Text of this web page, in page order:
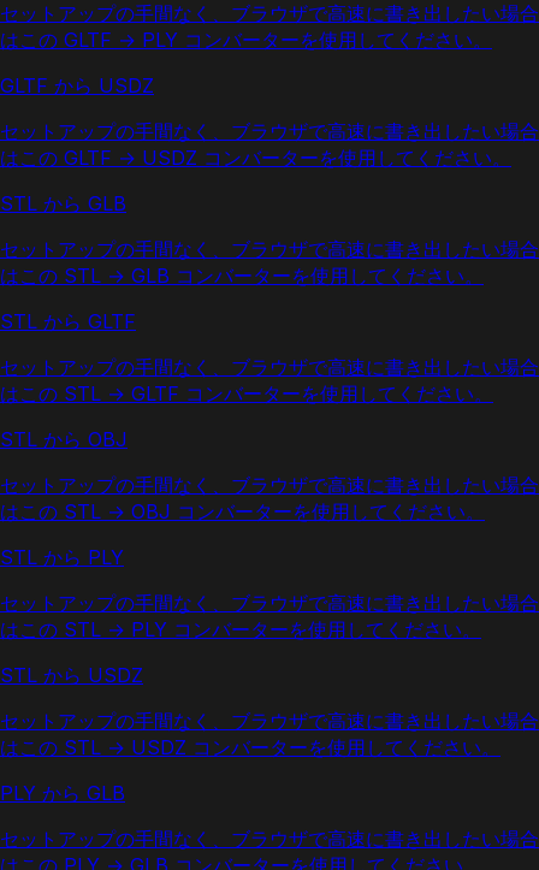
セットアップの手間なく、ブラウザで高速に書き出したい場合
はこの GLTF → PLY コンバーターを使用してください。
GLTF から USDZ
セットアップの手間なく、ブラウザで高速に書き出したい場合
はこの GLTF → USDZ コンバーターを使用してください。
STL から GLB
セットアップの手間なく、ブラウザで高速に書き出したい場合
はこの STL → GLB コンバーターを使用してください。
STL から GLTF
セットアップの手間なく、ブラウザで高速に書き出したい場合
はこの STL → GLTF コンバーターを使用してください。
STL から OBJ
セットアップの手間なく、ブラウザで高速に書き出したい場合
はこの STL → OBJ コンバーターを使用してください。
STL から PLY
セットアップの手間なく、ブラウザで高速に書き出したい場合
はこの STL → PLY コンバーターを使用してください。
STL から USDZ
セットアップの手間なく、ブラウザで高速に書き出したい場合
はこの STL → USDZ コンバーターを使用してください。
PLY から GLB
セットアップの手間なく、ブラウザで高速に書き出したい場合